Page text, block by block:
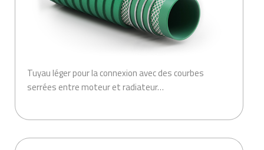
Tuyau léger pour la connexion avec des courbes
serrées entre moteur et radiateur…